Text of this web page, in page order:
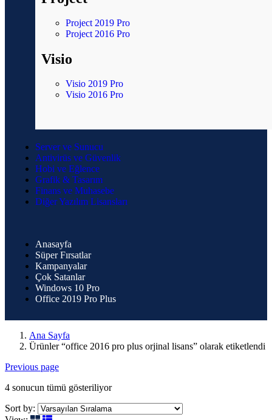
Project 2019 Pro
Project 2016 Pro
Visio
Visio 2019 Pro
Visio 2016 Pro
Server ve Sunucu
Antivirüs ve Güvenlik
Hobi ve Eğlence
Grafik & Tasarım
Finans ve Muhasebe
Diğer Yazılım Lisansları
Anasayfa
Süper Fırsatlar
Kampanyalar
Çok Satanlar
Windows 10 Pro
Office 2019 Pro Plus
Ana Sayfa
Ürünler “office 2016 pro plus orjinal lisans” olarak etiketlendi
Previous page
4 sonucun tümü gösteriliyor
Sort by: